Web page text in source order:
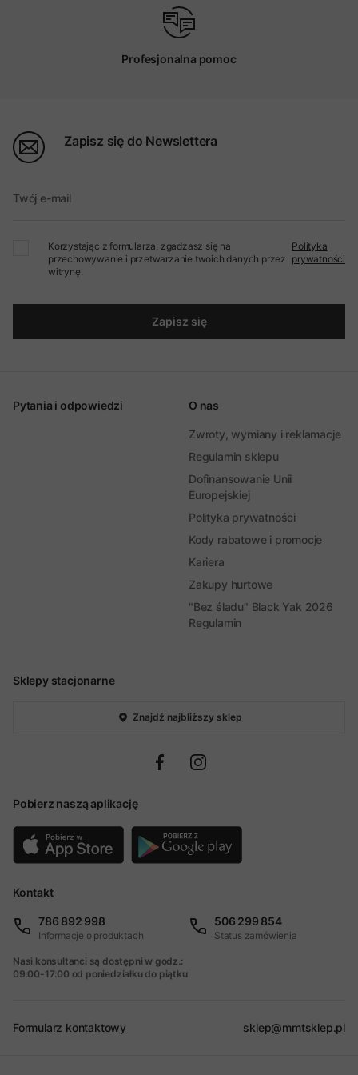
Profesjonalna pomoc
Zapisz się do Newslettera
Twój e-mail
Korzystając z formularza, zgadzasz się na
przechowywanie i przetwarzanie twoich danych przez
witrynę.
Polityka
prywatności
Zapisz się
Sklepy stacjonarne
Znajdź najbliższy sklep
Pobierz naszą aplikację
Pytania i odpowiedzi O nas
Zwroty, wymiany i reklamacje
Regulamin sklepu
Dofinansowanie Unii
Europejskiej
Polityka prywatności
Kody rabatowe i promocje
Kariera
Zakupy hurtowe
"Bez śladu" Black Yak 2026
Regulamin
Kontakt
786 892 998
Informacje o produktach
506 299 854
Status zamówienia
Nasi konsultanci są dostępni w godz.:
09:00-17:00 od poniedziałku do piątku
Formularz kontaktowy sklep@mmtsklep.pl